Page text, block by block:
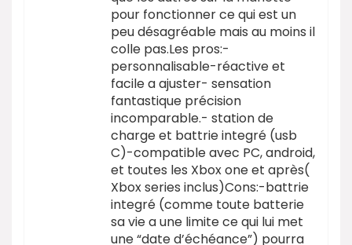
pour fonctionner ce qui est un
peu désagréable mais au moins il
colle pas.Les pros:-
personnalisable-réactive et
facile a ajuster- sensation
fantastique précision
incomparable.- station de
charge et battrie integré (usb
C)-compatible avec PC, android,
et toutes les Xbox one et après(
Xbox series inclus)Cons:-battrie
integré (comme toute batterie
sa vie a une limite ce qui lui met
une “date d’échéance”) pourra